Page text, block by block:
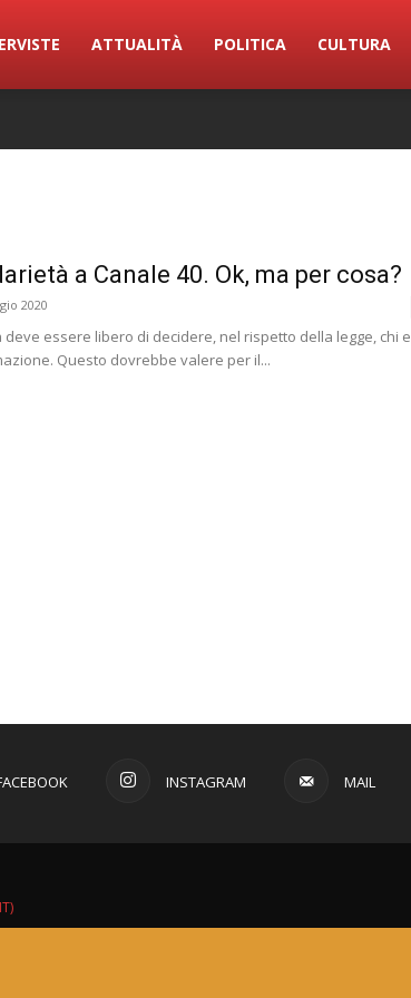
ATTUALITÀ POLITICA CULTURA
a Canale 40. Ok, ma per cosa?
2020
deve essere libero di decidere, nel rispetto della legge, chi e
Questo dovrebbe valere per il...
INSTAGRAM MAIL